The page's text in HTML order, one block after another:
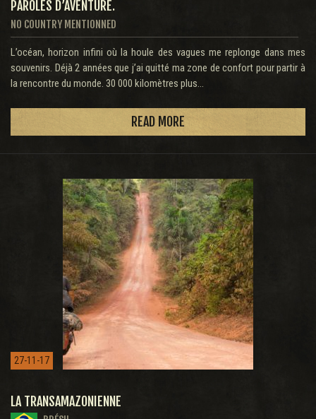
PAROLES D’AVENTURE.
NO COUNTRY MENTIONNED
L’océan, horizon infini où la houle des vagues me replonge dans mes
souvenirs. Déjà 2 années que j’ai quitté ma zone de confort pour partir à
la rencontre du monde. 30 000 kilomètres plus...
READ MORE
27-11-17
LA TRANSAMAZONIENNE